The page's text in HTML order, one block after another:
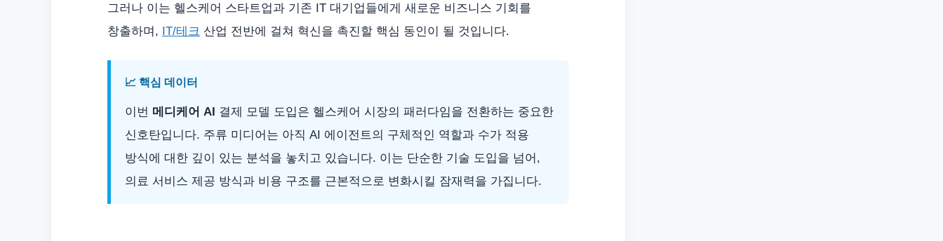
그러나 이는 헬스케어 스타트업과 기존 IT 대기업들에게 새로운 비즈니스 기회를
창출하며, IT/테크 산업 전반에 걸쳐 혁신을 촉진할 핵심 동인이 될 것입니다.
📈 핵심 데이터
이번 메디케어 AI 결제 모델 도입은 헬스케어 시장의 패러다임을 전환하는 중요한
신호탄입니다. 주류 미디어는 아직 AI 에이전트의 구체적인 역할과 수가 적용
방식에 대한 깊이 있는 분석을 놓치고 있습니다. 이는 단순한 기술 도입을 넘어,
의료 서비스 제공 방식과 비용 구조를 근본적으로 변화시킬 잠재력을 가집니다.